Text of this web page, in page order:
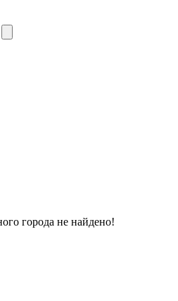
города не найдено!